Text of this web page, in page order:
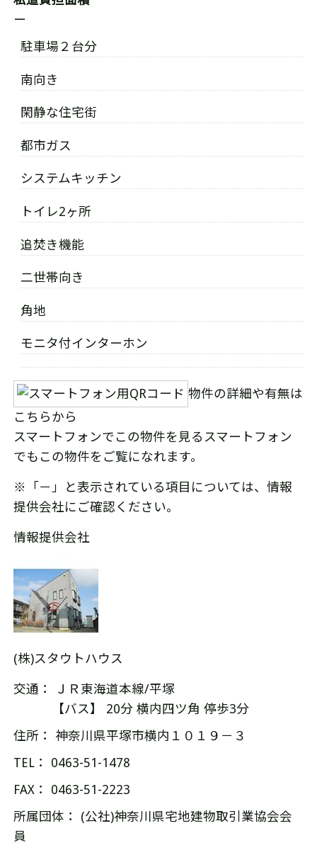
ー
駐車場２台分
南向き
閑静な住宅街
都市ガス
システムキッチン
トイレ2ヶ所
追焚き機能
二世帯向き
角地
モニタ付インターホン
物件の詳細や有無は
こちらから
スマートフォンでこの物件を見る スマートフォン
でもこの物件をご覧になれます。
※「－」と表示されている項目については、情報
提供会社にご確認ください。
情報提供会社
(株)スタウトハウス
交通： ＪＲ東海道本線/平塚
【バス】 20分 横内四ツ角 停歩3分
住所： 神奈川県平塚市横内１０１９－３
TEL： 0463-51-1478
FAX： 0463-51-2223
所属団体： (公社)神奈川県宅地建物取引業協会会
員